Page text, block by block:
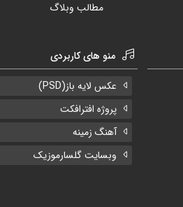
مطالب وبلاگ
منو های کاربردی
عکس لایه باز(PSD)
پروژه افترافکت
آهنگ زمینه
وبسایت گلسارموزیک